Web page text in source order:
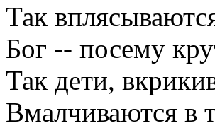
Так
Бог -- посему
Так дети,
Вмалчиваются в